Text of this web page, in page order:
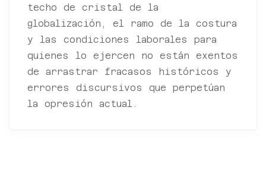
techo de cristal de la
globalización, el ramo de la costura
y las condiciones laborales para
quienes lo ejercen no están exentos
de arrastrar fracasos históricos y
errores discursivos que perpetúan
la opresión actual.